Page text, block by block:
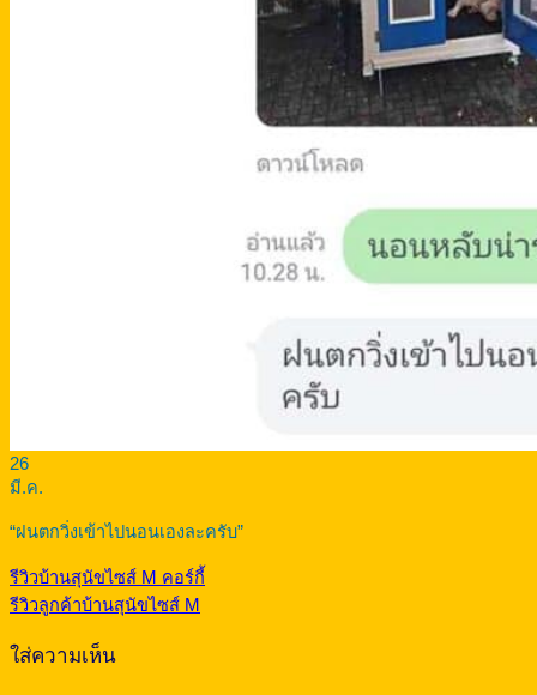
26
มี.ค.
“ฝนตกวิ่งเข้าไปนอนเองละครับ”
รีวิวบ้านสุนัขไซส์ M คอร์กี้
รีวิวลูกค้าบ้านสุนัขไซส์ M
ใส่ความเห็น